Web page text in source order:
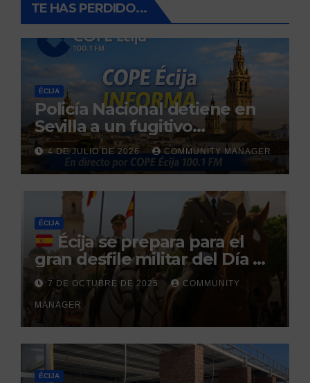
TE HAS PERDIDO...
ÉCIJA
Policía Nacional detiene en
Sevilla a un fugitivo
reclamado por narcotráfico
tras no regresar a prisión
durante un permiso
penitenciario
4 DE JULIO DE 2026 COMMUNITY MANAGER
ÉCIJA
Écija se prepara para el
gran desfile militar del Día de
la Hispanidad organizado por
el Centro Militar de Cría
Caballar
7 DE OCTUBRE DE 2025 COMMUNITY
MANAGER
ÉCIJA